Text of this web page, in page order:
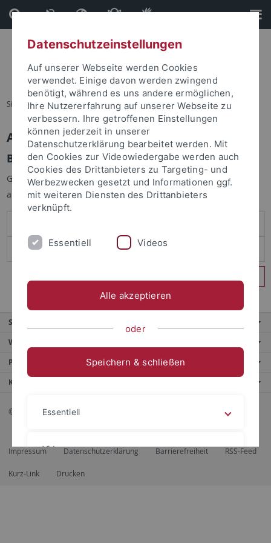
Direkt
zum
Inhalt
Direkt
zur
Fußleiste
Sie sind hier: Startseite
Anmelden
Benutzeranmeldung
Geben Sie Ihren Benutzernamen und Ihr Passwort an um sich
anzumelden:
Service
Weitere Angebote
Portale
Kontaktinfo
© 2026 Eberhard Karls Universität Tübingen, Tübingen
Impressum Datenschutzerklärung Barrierefreiheit RSS-Feed
Kurz-Link Drucken
Datenschutzeinstellungen
Auf unserer Webseite werden Cookies
verwendet. Einige davon werden zwingend
benötigt, während es uns andere ermöglichen,
Ihre Nutzererfahrung auf unserer Webseite zu
verbessern. Ihre getroffenen Einstellungen
können jederzeit in unserer
Datenschutzerklärung bearbeitet werden. Mit
den Cookies zur Videowiedergabe werden auch
Cookies des Drittanbieters zu Targeting- und
Werbezwecken gesetzt und Informationen ggf.
mit weiteren Diensten des Drittanbieters
verknüpft.
Essentiell Videos
Alle akzeptieren
oder
Speichern & schließen
Essentiell
Videos